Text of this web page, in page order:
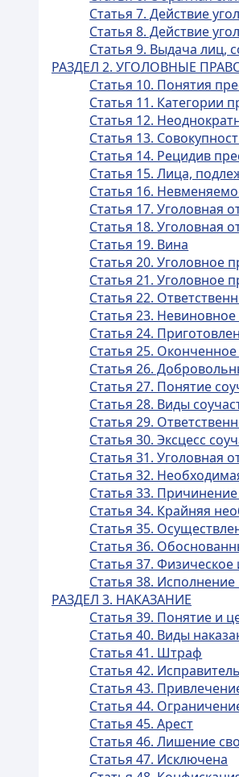
Статья 7. Действие
Статья 8. Действие
Статья 9. Выдача лиц,
РАЗДЕЛ 2. УГОЛОВНЫЕ
Статья 10. Понятия
Статья 11. Категории
Статья 12.
Статья 13.
Статья 14. Рецидив
Статья 15. Лица,
Статья 16.
Статья 17. Уголовная
Статья 18. Уголовная
Статья 19. Вина
Статья 20. Уголовное
Статья 21. Уголовное
Статья 22.
Статья 23.
Статья 24.
Статья 25.
Статья 26.
Статья 27. Понятие
Статья 28. Виды
Статья 29.
Статья 30. Эксцесс
Статья 31. Уголовная
Статья 32.
Статья 33.
Статья 34. Крайняя
Статья 35.
Статья 36.
Статья 37.
Статья 38.
РАЗДЕЛ 3. НАКАЗАНИЕ
Статья 39. Понятие и
Статья 40. Виды
Статья 41. Штраф
Статья 42.
Статья 43.
Статья 44.
Статья 45. Арест
Статья 46. Лишение
Статья 47. Исключена